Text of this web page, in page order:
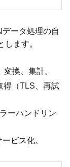
データ処理の自
ます。
換、集計。
得（TLS、再試
ーハンドリン
ビス化。